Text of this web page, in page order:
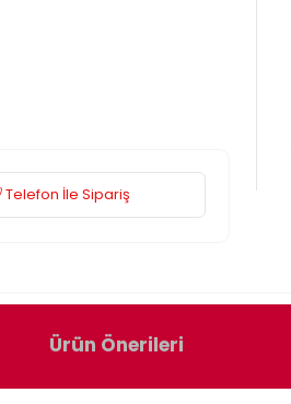
Telefon İle Sipariş
Ürün Önerileri